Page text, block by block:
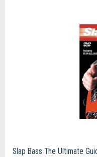
Slap Bass The Ultimate